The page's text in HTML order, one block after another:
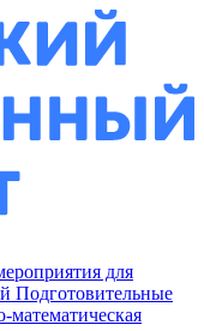
для
Подготовительные
математическая